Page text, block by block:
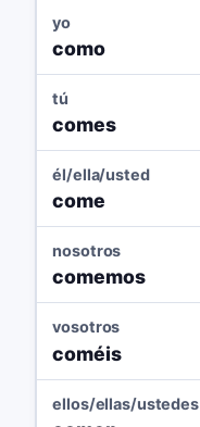
yo
como
tú
comes
él/ella/usted
come
nosotros
comemos
vosotros
coméis
ellos/ellas/ustedes